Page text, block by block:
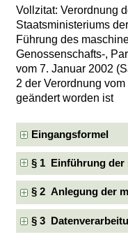
Vollzitat: Verordnung
Staatsministeriums
Führung des
Genossenschafts-,
vom 7. Januar 2002
2 der Verordnung
geändert worden ist
Eingangsformel
§ 1 Einführung der
§ 2 Anlegung der
§ 3